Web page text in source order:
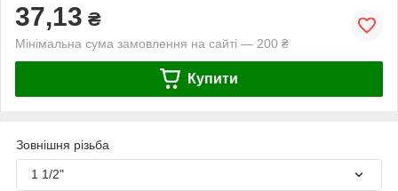
37,13 ₴
Мінімальна сума замовлення на сайті — 200 ₴
Купити
Зовнішня різьба
1 1/2"